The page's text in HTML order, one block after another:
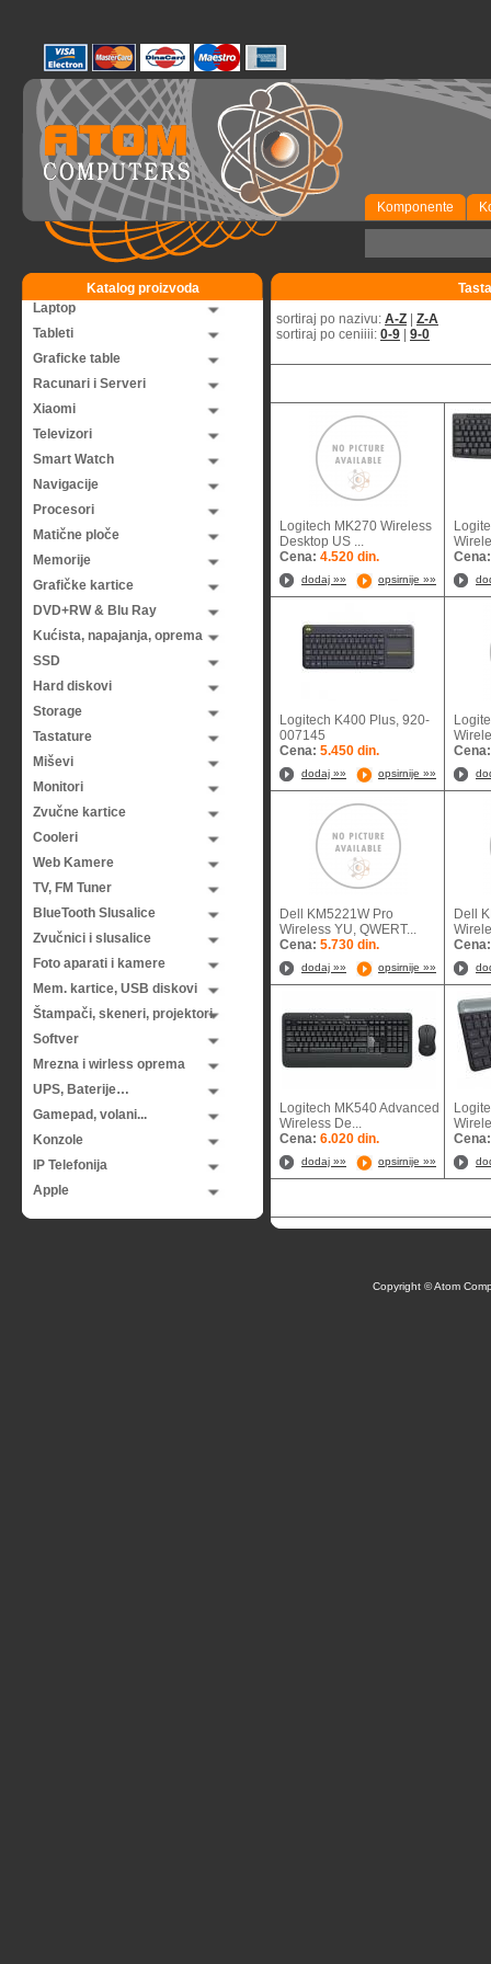
Komponente
Katalog proizvoda
Laptop
Tableti
Graficke table
Racunari i Serveri
Xiaomi
Televizori
Smart Watch
Navigacije
Procesori
Matične ploče
Memorije
Grafičke kartice
DVD+RW & Blu Ray
Kućista, napajanja, oprema
SSD
Hard diskovi
Storage
Tastature
Miševi
Monitori
Zvučne kartice
Cooleri
Web Kamere
TV, FM Tuner
BlueTooth Slusalice
Zvučnici i slusalice
Foto aparati i kamere
Mem. kartice, USB diskovi
Štampači, skeneri, projektori
Softver
Mrezna i wirless oprema
UPS, Baterije…
Gamepad, volani...
Konzole
IP Telefonija
Apple
sortiraj po nazivu: A-Z
Z-A
sortiraj po ceniiii: 0-9 9-0
Logitech MK270 Wireless
Desktop US ...
Cena: 4.520 din.
dodaj »» opsirnije »»
Logitech K400 Plus, 920-
007145
Cena: 5.450 din.
dodaj »» opsirnije »»
Dell KM5221W Pro
Wireless YU, QWERT...
Cena: 5.730 din.
dodaj »» opsirnije »»
Dell
Logitech MK540 Advanced
Wireless De...
Cena: 6.020 din.
dodaj »» opsirnije »»
Copyright © Atom